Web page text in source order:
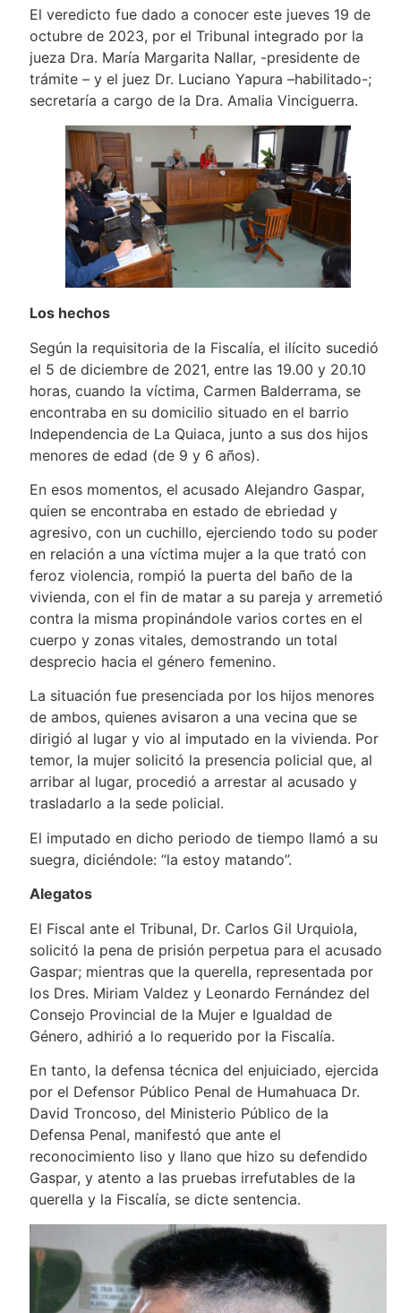
El veredicto fue dado a conocer este jueves 19 de
octubre de 2023, por el Tribunal integrado por la
jueza Dra. María Margarita Nallar, -presidente de
trámite – y el juez Dr. Luciano Yapura –habilitado-;
secretaría a cargo de la Dra. Amalia Vinciguerra.
Los hechos
Según la requisitoria de la Fiscalía, el ilícito sucedió
el 5 de diciembre de 2021, entre las 19.00 y 20.10
horas, cuando la víctima, Carmen Balderrama, se
encontraba en su domicilio situado en el barrio
Independencia de La Quiaca, junto a sus dos hijos
menores de edad (de 9 y 6 años).
En esos momentos, el acusado Alejandro Gaspar,
quien se encontraba en estado de ebriedad y
agresivo, con un cuchillo, ejerciendo todo su poder
en relación a una víctima mujer a la que trató con
feroz violencia, rompió la puerta del baño de la
vivienda, con el fin de matar a su pareja y arremetió
contra la misma propinándole varios cortes en el
cuerpo y zonas vitales, demostrando un total
desprecio hacia el género femenino.
La situación fue presenciada por los hijos menores
de ambos, quienes avisaron a una vecina que se
dirigió al lugar y vio al imputado en la vivienda. Por
temor, la mujer solicitó la presencia policial que, al
arribar al lugar, procedió a arrestar al acusado y
trasladarlo a la sede policial.
El imputado en dicho periodo de tiempo llamó a su
suegra, diciéndole: “la estoy matando”.
Alegatos
El Fiscal ante el Tribunal, Dr. Carlos Gil Urquiola,
solicitó la pena de prisión perpetua para el acusado
Gaspar; mientras que la querella, representada por
los Dres. Miriam Valdez y Leonardo Fernández del
Consejo Provincial de la Mujer e Igualdad de
Género, adhirió a lo requerido por la Fiscalía.
En tanto, la defensa técnica del enjuiciado, ejercida
por el Defensor Público Penal de Humahuaca Dr.
David Troncoso, del Ministerio Público de la
Defensa Penal, manifestó que ante el
reconocimiento liso y llano que hizo su defendido
Gaspar, y atento a las pruebas irrefutables de la
querella y la Fiscalía, se dicte sentencia.